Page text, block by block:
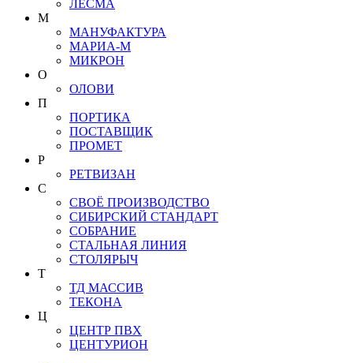
ЛЕСМА
М
МАНУФАКТУРА
МАРИА-М
МИКРОН
О
ОЛОВИ
П
ПОРТИКА
ПОСТАВЩИК
ПРОМЕТ
Р
РЕТВИЗАН
С
СВОЁ ПРОИЗВОДСТВО
СИБИРСКИЙ СТАНДАРТ
СОБРАНИЕ
СТАЛЬНАЯ ЛИНИЯ
СТОЛЯРЫЧ
Т
ТД МАССИВ
ТЕКОНА
Ц
ЦЕНТР ПВХ
ЦЕНТУРИОН